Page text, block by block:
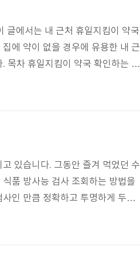
글에서는 내 근처 휴일지킴이 약국
에 약이 없을 경우에 유용한 내 근
목차 휴일지킴이 약국 확인하는 방
다면 내근처 약국을 쉽게 찾아주
있습니다. 그동안 즐겨 먹었던 수
품 방사능 검사 조회하는 방법을
인 만큼 정확하고 투명하게 두눈
품 방사능 검사 조회하는 방법 세